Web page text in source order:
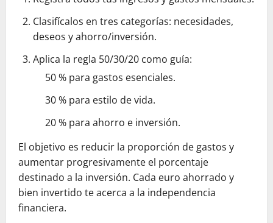
Clasifícalos en tres categorías: necesidades,
deseos y ahorro/inversión.
Aplica la regla 50/30/20 como guía:
50 % para gastos esenciales.
30 % para estilo de vida.
20 % para ahorro e inversión.
El objetivo es reducir la proporción de gastos y
aumentar progresivamente el porcentaje
destinado a la inversión. Cada euro ahorrado y
bien invertido te acerca a la independencia
financiera.